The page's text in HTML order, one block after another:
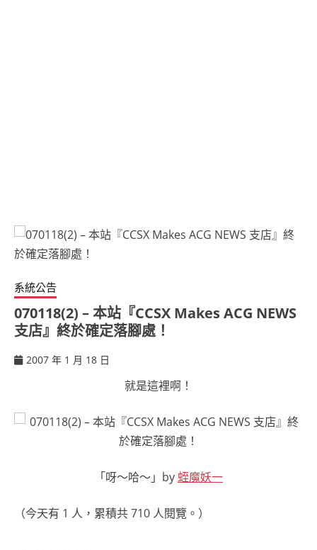
系統公告
070118(2) – 本站『CCSX Makes ACG NEWS
支店』終於確定落腳處！
2007 年 1 月 18 日
就是這裡啊！
「呀～哈～」by蛭魔妖一
（今天有 1 人，累積共 710 人閱覽。）